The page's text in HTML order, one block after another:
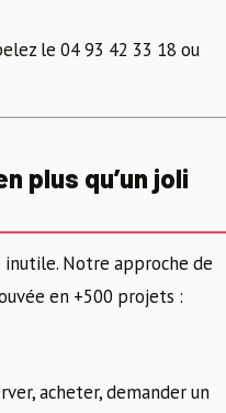
le 04 93 42 33 18 ou
plus qu’un joli
Notre approche de
en +500 projets :
acheter, demander un